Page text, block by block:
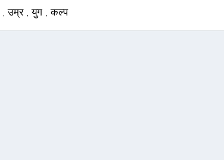
,उम्र ,युग ,कल्प